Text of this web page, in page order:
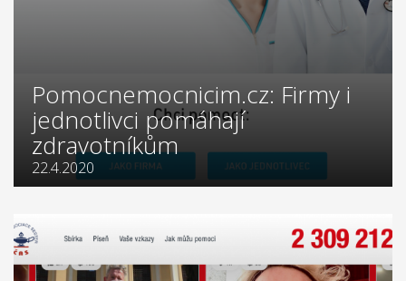
Pomocnemocnicim.cz: Firmy i
jednotlivci pomáhají
zdravotníkům
22.4.2020